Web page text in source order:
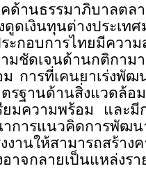
าคด้านธรรมาภิบา
ดเงินทุนต่างประเ
อบการไทยมีควา
มชัดเจนด้านกติกาม
การที่เคนยาเร่งพั
านด้านสิ่งแวดล้อ
ยมความพร้อม และ
รแนวคิดการพัฒนา
านให้สามารถสร้า
จกลายเป็นแหล่งร